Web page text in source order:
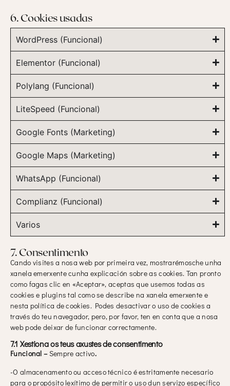
6. Cookies usadas
WordPress (Funcional)
Elementor (Funcional)
Polylang (Funcional)
LiteSpeed (Funcional)
Google Fonts (Marketing)
Google Maps (Marketing)
WhatsApp (Funcional)
Complianz (Funcional)
Varios
7. Consentimento
Cando visites a nosa web por primeira vez, mostrarémosche unha
xanela emerxente cunha explicación sobre as cookies. Tan pronto
como fagas clic en «Aceptar», aceptas que usemos todas as
cookies e plugins tal como se describe na xanela emerxente e
nesta política de cookies. Podes desactivar o uso de cookies a
través do teu navegador, pero, por favor, ten en conta que a nosa
web pode deixar de funcionar correctamente.
7.1 Xestiona os teus axustes de consentimento
Funcional –Sempre activo.
-O almacenamento ou acceso técnico é estritamente necesario
para o propósito lexítimo de permitir o uso dun servizo específico